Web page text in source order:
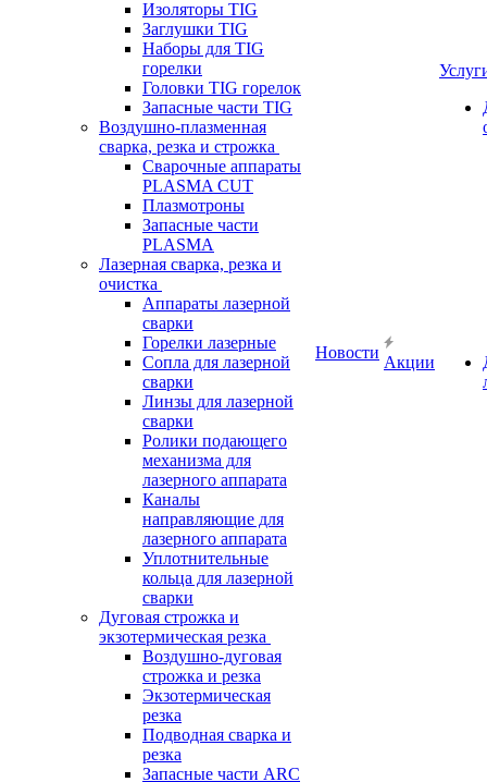
Изоляторы TIG
Заглушки TIG
Наборы для TIG
горелки
Головки TIG горелок
Запасные части TIG
Воздушно-плазменная
сварка, резка и строжка
Сварочные аппараты
PLASMA CUT
Плазмотроны
Запасные части
PLASMA
Лазерная сварка, резка и
очистка
Аппараты лазерной
сварки
Горелки лазерные
Сопла для лазерной
сварки
Линзы для лазерной
сварки
Ролики подающего
механизма для
лазерного аппарата
Каналы
направляющие для
лазерного аппарата
Уплотнительные
кольца для лазерной
сварки
Дуговая строжка и
экзотермическая резка
Воздушно-дуговая
строжка и резка
Экзотермическая
резка
Подводная сварка и
резка
Запасные части ARC
Новости
Акции